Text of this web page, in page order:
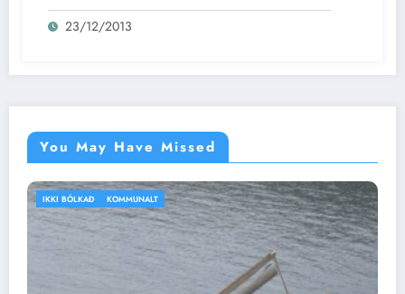
23/12/2013
You May Have Missed
IKKI BÓLKAÐ VEÐRIÐ